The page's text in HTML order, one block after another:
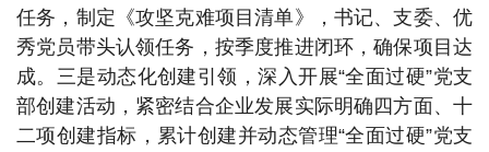
任务，制定《攻坚克难项目清单》，书记、支委、优
秀党员带头认领任务，按季度推进闭环，确保项目达
成。三是动态化创建引领，深入开展“全面过硬”党支
部创建活动，紧密结合企业发展实际明确四方面、十
二项创建指标，累计创建并动态管理“全面过硬”党支